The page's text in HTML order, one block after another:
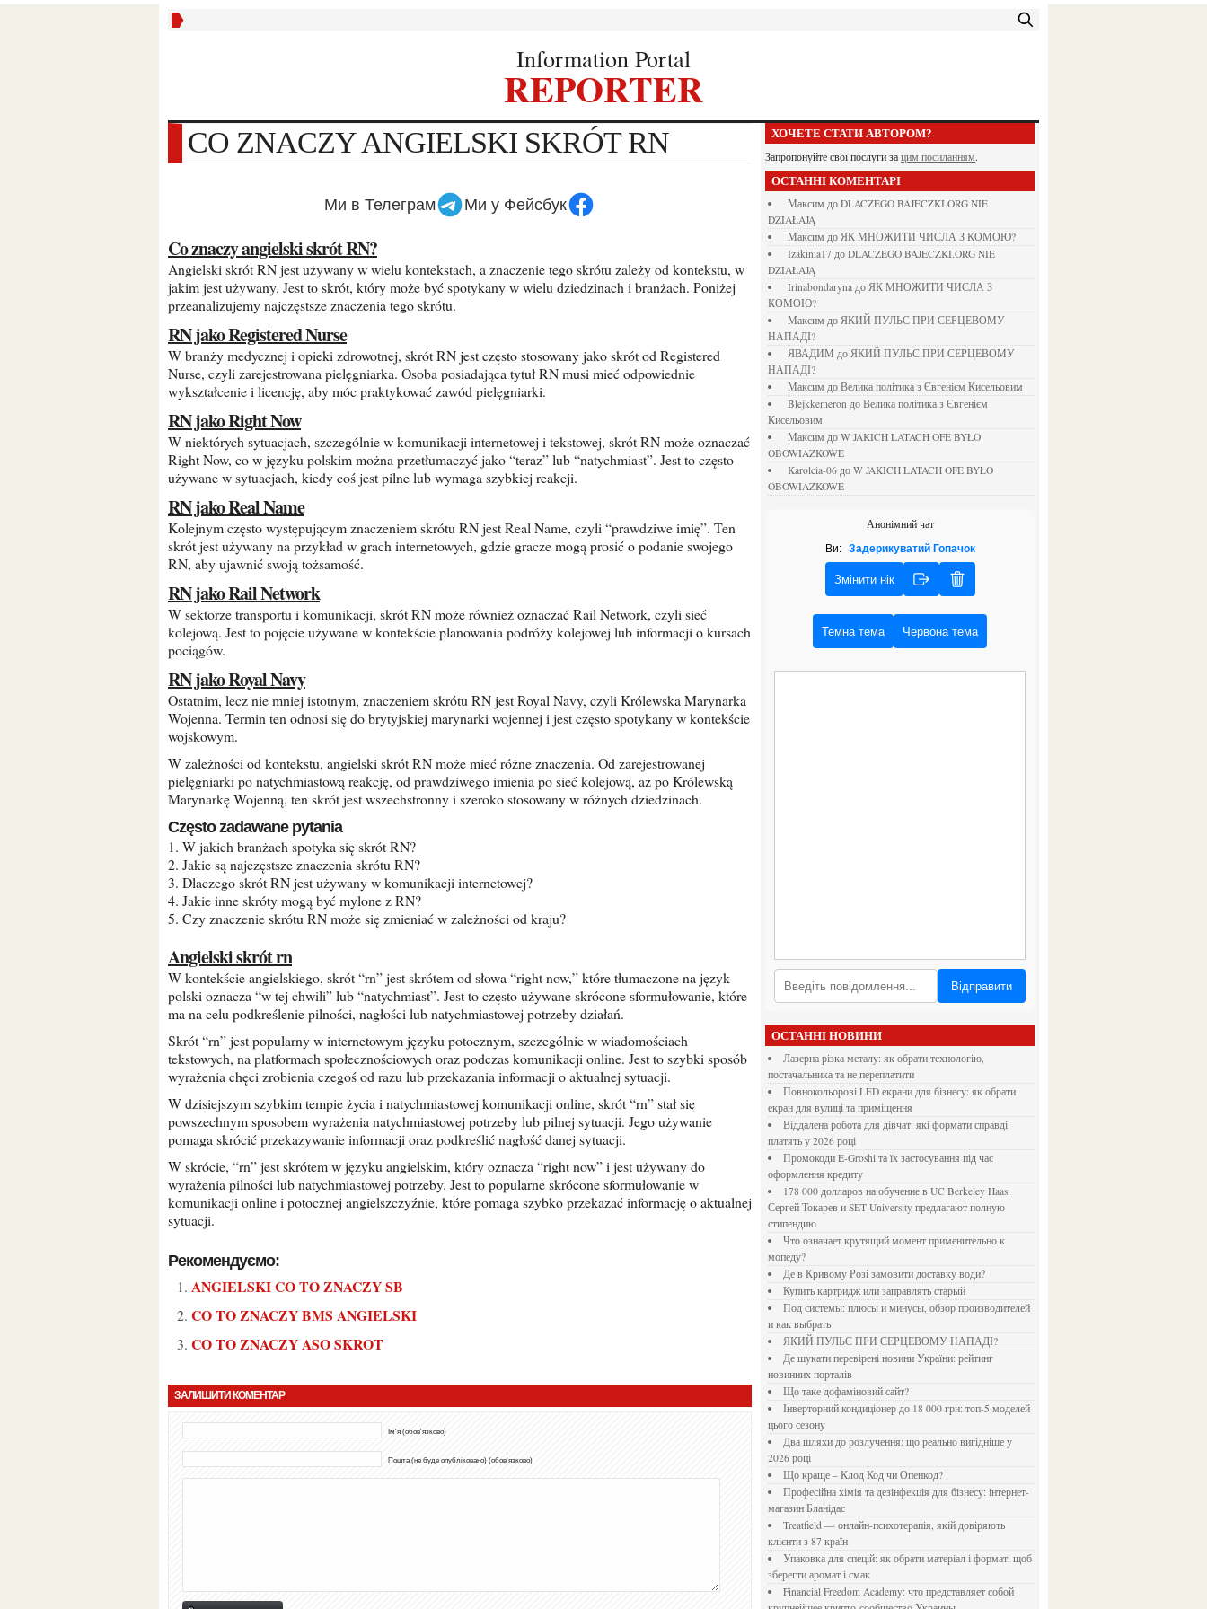
Information Portal
REPORTER
CO ZNACZY ANGIELSKI SKRÓT RN
Ми в Телеграм Ми у Фейсбук
Co znaczy angielski skrót RN?
Angielski skrót RN jest używany w wielu kontekstach, a znaczenie tego skrótu zależy od kontekstu, w
jakim jest używany. Jest to skrót, który może być spotykany w wielu dziedzinach i branżach. Poniżej
przeanalizujemy najczęstsze znaczenia tego skrótu.
RN jako Registered Nurse
W branży medycznej i opieki zdrowotnej, skrót RN jest często stosowany jako skrót od Registered
Nurse, czyli zarejestrowana pielęgniarka. Osoba posiadająca tytuł RN musi mieć odpowiednie
wykształcenie i licencję, aby móc praktykować zawód pielęgniarki.
RN jako Right Now
W niektórych sytuacjach, szczególnie w komunikacji internetowej i tekstowej, skrót RN może oznaczać
Right Now, co w języku polskim można przetłumaczyć jako “teraz” lub “natychmiast”. Jest to często
używane w sytuacjach, kiedy coś jest pilne lub wymaga szybkiej reakcji.
RN jako Real Name
Kolejnym często występującym znaczeniem skrótu RN jest Real Name, czyli “prawdziwe imię”. Ten
skrót jest używany na przykład w grach internetowych, gdzie gracze mogą prosić o podanie swojego
RN, aby ujawnić swoją tożsamość.
RN jako Rail Network
W sektorze transportu i komunikacji, skrót RN może również oznaczać Rail Network, czyli sieć
kolejową. Jest to pojęcie używane w kontekście planowania podróży kolejowej lub informacji o kursach
pociągów.
RN jako Royal Navy
Ostatnim, lecz nie mniej istotnym, znaczeniem skrótu RN jest Royal Navy, czyli Królewska Marynarka
Wojenna. Termin ten odnosi się do brytyjskiej marynarki wojennej i jest często spotykany w kontekście
wojskowym.
W zależności od kontekstu, angielski skrót RN może mieć różne znaczenia. Od zarejestrowanej
pielęgniarki po natychmiastową reakcję, od prawdziwego imienia po sieć kolejową, aż po Królewską
Marynarkę Wojenną, ten skrót jest wszechstronny i szeroko stosowany w różnych dziedzinach.
Często zadawane pytania
1. W jakich branżach spotyka się skrót RN?
2. Jakie są najczęstsze znaczenia skrótu RN?
3. Dlaczego skrót RN jest używany w komunikacji internetowej?
4. Jakie inne skróty mogą być mylone z RN?
5. Czy znaczenie skrótu RN może się zmieniać w zależności od kraju?
Angielski skrót rn
W kontekście angielskiego, skrót “rn” jest skrótem od słowa “right now,” które tłumaczone na język
polski oznacza “w tej chwili” lub “natychmiast”. Jest to często używane skrócone sformułowanie, które
ma na celu podkreślenie pilności, nagłości lub natychmiastowej potrzeby działań.
Skrót “rn” jest popularny w internetowym języku potocznym, szczególnie w wiadomościach
tekstowych, na platformach społecznościowych oraz podczas komunikacji online. Jest to szybki sposób
wyrażenia chęci zrobienia czegoś od razu lub przekazania informacji o aktualnej sytuacji.
W dzisiejszym szybkim tempie życia i natychmiastowej komunikacji online, skrót “rn” stał się
powszechnym sposobem wyrażenia natychmiastowej potrzeby lub pilnej sytuacji. Jego używanie
pomaga skrócić przekazywanie informacji oraz podkreślić nagłość danej sytuacji.
W skrócie, “rn” jest skrótem w języku angielskim, który oznacza “right now” i jest używany do
wyrażenia pilności lub natychmiastowej potrzeby. Jest to popularne skrócone sformułowanie w
komunikacji online i potocznej angielszczyźnie, które pomaga szybko przekazać informację o aktualnej
sytuacji.
Рекомендуємо:
ANGIELSKI CO TO ZNACZY SB
CO TO ZNACZY BMS ANGIELSKI
CO TO ZNACZY ASO SKROT
ЗАЛИШИТИ КОМЕНТАР
Ім'я (обов'язково)
Пошта (не буде опубліковано) (обов'язково)
ХОЧЕТЕ СТАТИ АВТОРОМ?
Запропонуйте свої послуги за цим посиланням.
ОСТАННІ КОМЕНТАРІ
Максим до DLACZEGO BAJECZKI.ORG NIE
DZIAŁAJĄ
Максим до ЯК МНОЖИТИ ЧИСЛА З КОМОЮ?
izakinia17 до DLACZEGO BAJECZKI.ORG NIE
DZIAŁAJĄ
irinabondarynaдо ЯК МНОЖИТИ ЧИСЛА З
КОМОЮ?
Максим до ЯКИЙ ПУЛЬС ПРИ СЕРЦЕВОМУ
НАПАДІ?
ЯВАДИМ до ЯКИЙ ПУЛЬС ПРИ СЕРЦЕВОМУ
НАПАДІ?
Максим до Велика політика з Євгенієм Кисельовим
blejkkemeronдо Велика політика з Євгенієм
Кисельовим
Максим до W JAKICH LATACH OFE BYŁO
OBOWIAZKOWE
karolcia-06до W JAKICH LATACH OFE BYŁO
OBOWIAZKOWE
Анонімний чат
Ви: Задерикуватий Гопачок
Змінити нік
Темна тема Червона тема
Відправити
ОСТАННІ НОВИНИ
Лазерна різка металу: як обрати технологію,
постачальника та не переплатити
Повнокольорові LED екрани для бізнесу: як обрати
екран для вулиці та приміщення
Віддалена робота для дівчат: які формати справді
платять у 2026 році
Промокоди E-Groshi та їх застосування під час
оформлення кредиту
178 000 долларов на обучение в UC Berkeley Haas.
Сергей Токарев и SET University предлагают полную
стипендию
Что означает крутящий момент применительно к
мопеду?
Де в Кривому Розі замовити доставку води?
Купить картридж или заправлять старый
Под системы: плюсы и минусы, обзор производителей
и как выбрать
ЯКИЙ ПУЛЬС ПРИ СЕРЦЕВОМУ НАПАДІ?
Де шукати перевірені новини України: рейтинг
новинних порталів
Що таке дофаміновий сайт?
Інверторний кондиціонер до 18 000 грн: топ-5 моделей
цього сезону
Два шляхи до розлучення: що реально вигідніше у
2026 році
Що краще – Клод Код чи Опенкод?
Професійна хімія та дезінфекція для бізнесу: інтернет-
магазин Бланідас
Treatfield — онлайн-психотерапія, якій довіряють
клієнти з 87 країн
Упаковка для спецій: як обрати матеріал і формат, щоб
зберегти аромат і смак
Financial Freedom Academy: что представляет собой